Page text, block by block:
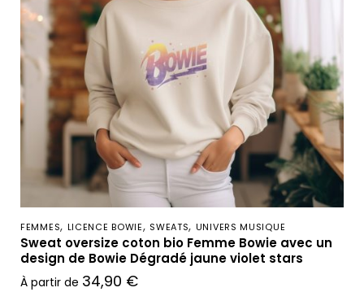
FEMMES, LICENCE BOWIE, SWEATS, UNIVERS MUSIQUE
Sweat oversize coton bio Femme Bowie avec un
design de Bowie Dégradé jaune violet stars
À partir de 34,90 €